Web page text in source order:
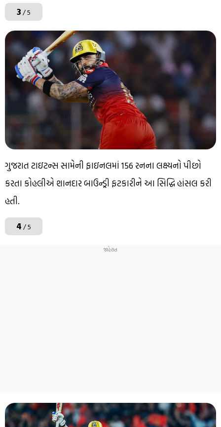
3/ 5
ગુજરાત ટાઇટન્સ સામેની ફાઇનલમાં 156 રનના લક્ષ્યનો પીછો
કરતા કોહલીએ શાનદાર બાઉન્ડ્રી ફટકારીને આ સિદ્ધિ હાંસલ કરી
હતી.
4/ 5